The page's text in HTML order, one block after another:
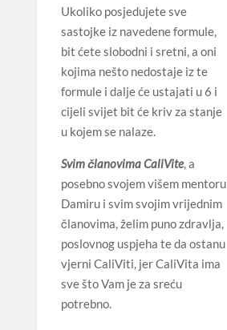
Ukoliko posjedujete sve
sastojke iz navedene formule,
bit ćete slobodni i sretni, a oni
kojima nešto nedostaje iz te
formule i dalje će ustajati u 6 i
cijeli svijet bit će kriv za stanje
u kojem se nalaze.
Svim članovima CaliVite, a
posebno svojem višem mentoru
Damiru i svim svojim vrijednim
članovima, želim puno zdravlja,
poslovnog uspjeha te da ostanu
vjerni CaliViti, jer CaliVita ima
sve što Vam je za sreću
potrebno.